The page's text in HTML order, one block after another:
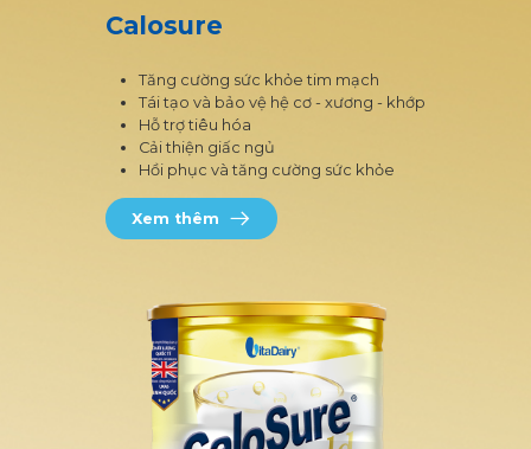
Calosure
Tăng cường sức khỏe tim mạch
Tái tạo và bảo vệ hệ cơ - xương - khớp
Hỗ trợ tiêu hóa
Cải thiện giấc ngủ
Hồi phục và tăng cường sức khỏe
Xem thêm